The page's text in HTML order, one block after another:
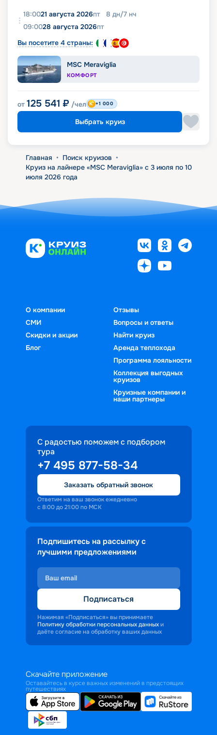
18:0021 августа 2026пт 8 дн/7 нч
09:0028 августа 2026пт
Вы посетите 4 страны:
MSC Meraviglia
КОМФОРТ
от 125 541 ₽ /чел +1 000
Выбрать круиз
Главная • Поиск круизов •
Круиз на лайнере «MSC Meraviglia» с 3 июля по 10
июля 2026 года
О компании
СМИ
Скидки и акции
Блог
Отзывы
Вопросы и ответы
Найти круиз
Аренда теплохода
Программа лояльности
Коллекция выгодных
круизов
Круизные компании и
наши партнеры
С радостью поможем с подбором
тура
+7 495 877-58-34
Заказать обратный звонок
Ответим на ваш звонок ежедневно
с 8:00 до 21:00 по МСК
Подпишитесь на рассылку с
лучшими предложениями
Подписаться
Нажимая «Подписаться» вы принимаете
Политику обработки персональных данных и
даёте согласие на обработку ваших данных
Скачайте приложение
Оставайтесь в курсе важных изменений в предстоящих
путешествиях